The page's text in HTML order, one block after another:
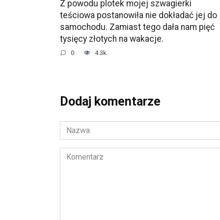
Z powodu plotek mojej szwagierki
teściowa postanowiła nie dokładać jej do
samochodu. Zamiast tego dała nam pięć
tysięcy złotych na wakacje.
0 4.3k.
Dodaj komentarze
Nazwa
*
Komentarz